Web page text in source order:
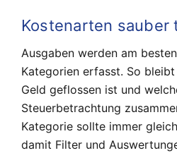
Kostenarten sauber
Ausgaben werden am
Kategorien erfasst. So
Geld geflossen ist und
Steuerbetrachtung
Kategorie sollte immer
damit Filter und